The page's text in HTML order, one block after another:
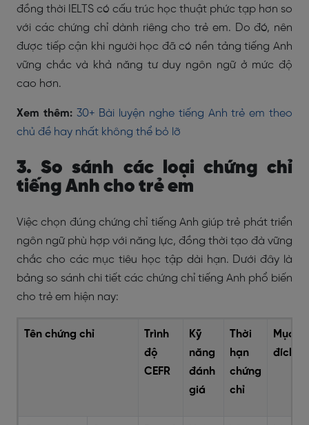
đồng thời IELTS có cấu trúc học thuật phức tạp hơn so
với các chứng chỉ dành riêng cho trẻ em. Do đó, nên
được tiếp cận khi người học đã có nền tảng tiếng Anh
vững chắc và khả năng tư duy ngôn ngữ ở mức độ
cao hơn.
Xem thêm: 30+ Bài luyện nghe tiếng Anh trẻ em theo
chủ đề hay nhất không thể bỏ lỡ
3. So sánh các loại chứng chỉ
tiếng Anh cho trẻ em
Việc chọn đúng chứng chỉ tiếng Anh giúp trẻ phát triển
ngôn ngữ phù hợp với năng lực, đồng thời tạo đà vững
chắc cho các mục tiêu học tập dài hạn. Dưới đây là
bảng so sánh chi tiết các chứng chỉ tiếng Anh phổ biến
cho trẻ em hiện nay:
Tên chứng chỉ
Trình
độ
CEFR
Kỹ
năng
đánh
giá
Thời
hạn
chứng
chỉ
Mục
đích